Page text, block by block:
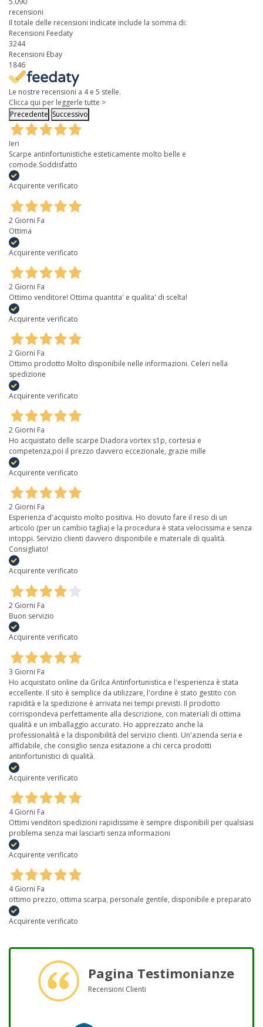
recensioni
Il totale delle recensioni indicate include la somma di:
Recensioni Feedaty
3244
Recensioni Ebay
1846
Le nostre recensioni a 4 e 5 stelle.
Clicca qui per leggerle tutte >
Precedente Successivo
Ieri
Scarpe antinfortunistiche esteticamente molto belle e
comode.Soddisfatto
Acquirente verificato
2 Giorni Fa
Ottima
Acquirente verificato
2 Giorni Fa
Ottimo venditore! Ottima quantita' e qualita' di scelta!
Acquirente verificato
2 Giorni Fa
Ottimo prodotto Molto disponibile nelle informazioni. Celeri nella
spedizione
Acquirente verificato
2 Giorni Fa
Ho acquistato delle scarpe Diadora vortex s1p, cortesia e
competenza,poi il prezzo davvero eccezionale, grazie mille
Acquirente verificato
2 Giorni Fa
Esperienza d'acquisto molto positiva. Ho dovuto fare il reso di un
articolo (per un cambio taglia) e la procedura è stata velocissima e senza
intoppi. Servizio clienti davvero disponibile e materiale di qualità.
Consigliato!
Acquirente verificato
2 Giorni Fa
Buon servizio
Acquirente verificato
3 Giorni Fa
Ho acquistato online da Grilca Antinfortunistica e l'esperienza è stata
eccellente. Il sito è semplice da utilizzare, l'ordine è stato gestito con
rapidità e la spedizione è arrivata nei tempi previsti. Il prodotto
corrispondeva perfettamente alla descrizione, con materiali di ottima
qualità e un imballaggio accurato. Ho apprezzato anche la
professionalità e la disponibilità del servizio clienti. Un'azienda seria e
affidabile, che consiglio senza esitazione a chi cerca prodotti
antinfortunistici di qualità.
Acquirente verificato
4 Giorni Fa
Ottimi venditori spedizioni rapidissime è sempre disponibili per qualsiasi
problema senza mai lasciarti senza informazioni
Acquirente verificato
4 Giorni Fa
ottimo prezzo, ottima scarpa, personale gentile, disponibile e preparato
Acquirente verificato
Pagina Testimonianze
Recensioni Clienti